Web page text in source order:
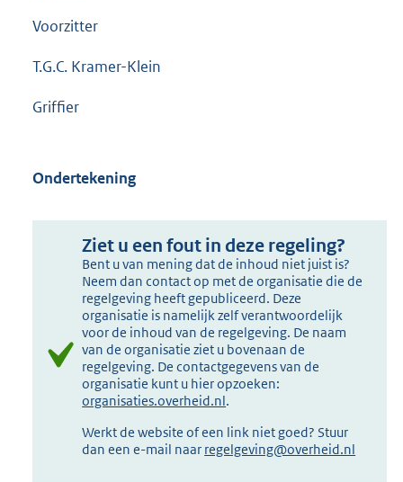
Voorzitter
T.G.C. Kramer-Klein
Griffier
Ondertekening
Ziet u een fout in deze regeling?
Bent u van mening dat de inhoud niet juist is?
Neem dan contact op met de organisatie die de
regelgeving heeft gepubliceerd. Deze
organisatie is namelijk zelf verantwoordelijk
voor de inhoud van de regelgeving. De naam
van de organisatie ziet u bovenaan de
regelgeving. De contactgegevens van de
organisatie kunt u hier opzoeken:
organisaties.overheid.nl.
Werkt de website of een link niet goed? Stuur
dan een e-mail naar regelgeving@overheid.nl